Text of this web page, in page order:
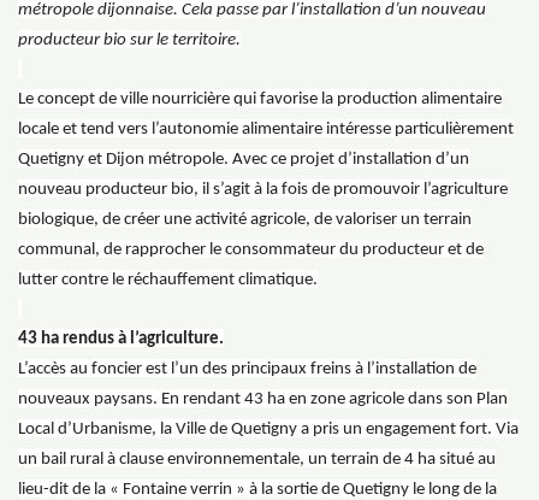
métropole dijonnaise. Cela passe par l’installation d’un nouveau
producteur bio sur le territoire.
Le concept de ville nourricière qui favorise la production alimentaire
locale et tend vers l’autonomie alimentaire intéresse particulièrement
Quetigny et Dijon métropole. Avec ce projet d’installation d’un
nouveau producteur bio, il s’agit à la fois de promouvoir l’agriculture
biologique, de créer une activité agricole, de valoriser un terrain
communal, de rapprocher le consommateur du producteur et de
lutter contre le réchauffement climatique.
43 ha rendus à l’agriculture.
L’accès au foncier est l’un des principaux freins à l’installation de
nouveaux paysans. En rendant 43 ha en zone agricole dans son Plan
Local d’Urbanisme, la Ville de Quetigny a pris un engagement fort. Via
un bail rural à clause environnementale, un terrain de 4 ha situé au
lieu-dit de la « Fontaine verrin » à la sortie de Quetigny le long de la